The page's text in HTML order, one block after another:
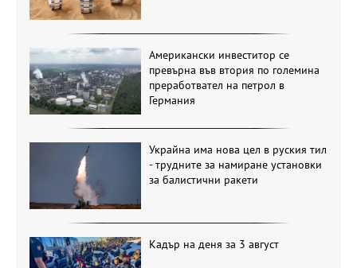
Американски инвеститор се
превърна във втория по големина
преработвател на петрол в
Германия
Украйна има нова цел в руския тил
- трудните за намиране установки
за балистични ракети
Кадър на деня за 3 август